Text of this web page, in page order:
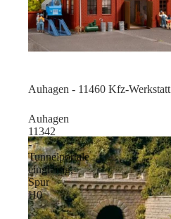
Sale
Auhagen - 11460 Kfz-Werkstatt
Auhagen
11342
-
Tunnelportale
eingleisig,
Spur
H0